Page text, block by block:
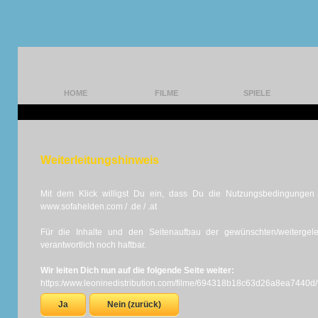
HOME FILME SPIELE
Weiterleitungshinweis
Mit dem Klick willigst Du ein, dass Du die
www.sofahelden.com / .de / .at
Für die Inhalte und den Seitenaufbau der gewünschten/
verantwortlich noch haftbar.
Wir leiten Dich nun auf die folgende Seite weiter:
https:/www.leoninedistribution.com/filme/
Ja Nein (zurück)